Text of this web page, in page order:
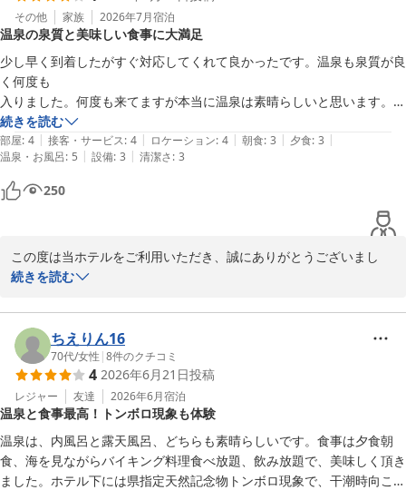
した。
頂戴しました貴重なご意見は調理スタッフへ共有し、今後のメニュ
ー構成や改善の参考とさせていただきます。
そのような中でも、お酒の飲み放題やお料理の調整について前向き
にとらえていただき、またお風呂につきましても「気持ちよかっ
た」とのお言葉を頂戴でき、大変嬉しく存じます。
これからもお客様にのんびり寛いでいただける宿を目指し、よりご
満足いただけるサービスと食事内容の充実に努めてまいります。
2026-08-04
その他 家族 2026年7月宿泊
温泉の泉質と美味しい食事に大満足
少し早く到着したがすぐ対応してくれて良かったです。温泉も泉質が良
く何度も
入りました。何度も来てますが本当に温泉は素晴らしいと思います。生
ビールも
美味しく頂きました。夕食時アルコール
飲み放題で料理もイカ、サーモン等の他
の料理も美味しく頂きました。
部屋も綺麗に清掃されてました。
続きを読む
部屋: 4 | 接客・サービス: 4 | ロケーション: 4 | 朝食: 3 | 夕食: 3 |
温泉・お風呂: 5 | 設備: 3 | 清潔さ: 3
250
この度は当ホテルをご利用いただき、誠にありがとうございまし
た。
いつも当ホテルをご愛顧いただき、心より御礼申し上げます。
また、少し早めのご到着の際も、気持ちよくお過ごしいただけたよ
うで安心いたしました。
何度もご利用いただいているお客様より「本当に温泉は素晴らし
い」とのお言葉を頂戴できましたこと、恐縮ながらも誠に光栄で
す。
自家源泉ならではの泉質をご満喫いただけたご様子を、スタッフ一
同嬉しく拝見いたしました。
続きを読む
ちえりん16
70代/女性 |8件のクチコミ
4 2026年6月21日投稿
レジャー 友達 2026年6月宿泊
温泉と食事最高！トンボロ現象も体験
温泉は、内風呂と露天風呂、どちらも素晴らしいです。食事は夕食朝
食、海を見ながらバイキング料理食べ放題、飲み放題で、美味しく頂き
ました。ホテル下には県指定天然記念物トンボロ現象で、干潮時向こう